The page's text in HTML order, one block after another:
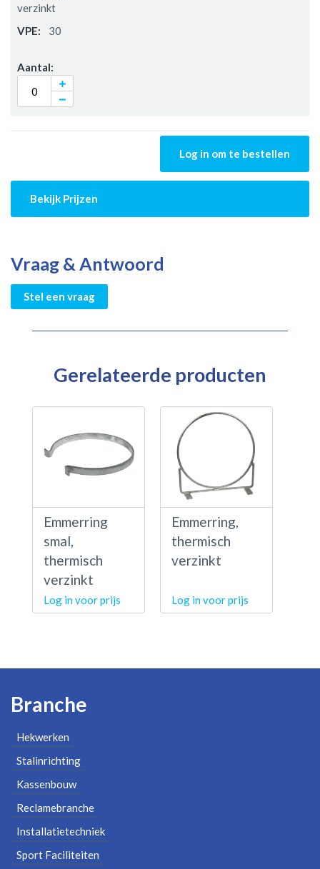
verzinkt
30
Log in om te bestellen
Bekijk Prijzen
Vraag & Antwoord
Stel een vraag
Gerelateerde producten
Emmerring
smal,
thermisch
verzinkt
Log in voor prijs
Emmerring,
thermisch
verzinkt
Log in voor prijs
Branche
Hekwerken
Stalinrichting
Kassenbouw
Reclamebranche
Installatietechniek
Sport Faciliteiten